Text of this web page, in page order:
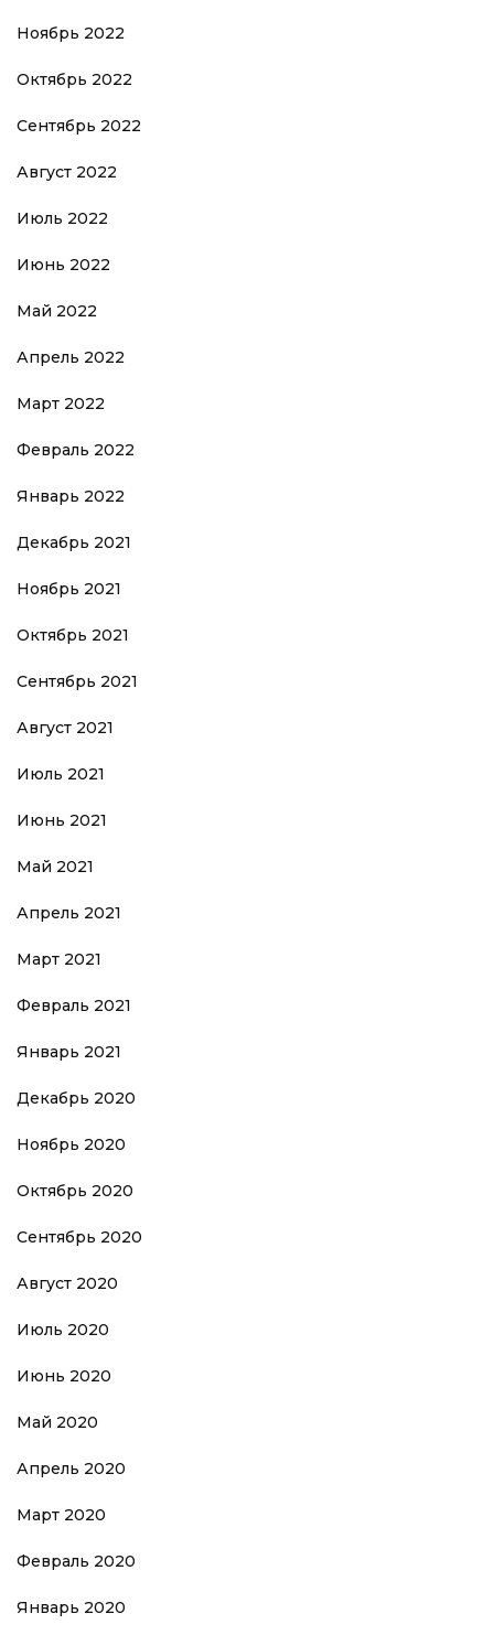
Ноябрь 2022
Октябрь 2022
Сентябрь 2022
Август 2022
Июль 2022
Июнь 2022
Май 2022
Апрель 2022
Март 2022
Февраль 2022
Январь 2022
Декабрь 2021
Ноябрь 2021
Октябрь 2021
Сентябрь 2021
Август 2021
Июль 2021
Июнь 2021
Май 2021
Апрель 2021
Март 2021
Февраль 2021
Январь 2021
Декабрь 2020
Ноябрь 2020
Октябрь 2020
Сентябрь 2020
Август 2020
Июль 2020
Июнь 2020
Май 2020
Апрель 2020
Март 2020
Февраль 2020
Январь 2020